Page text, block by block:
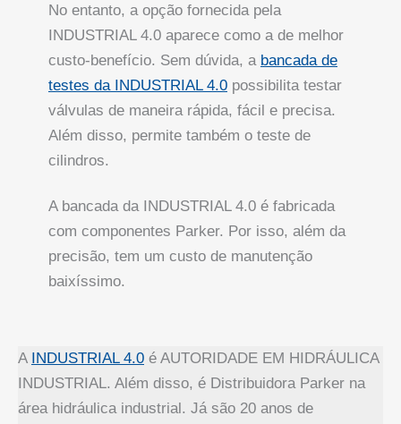
No entanto, a opção fornecida pela
INDUSTRIAL 4.0 aparece como a de melhor
custo-benefício. Sem dúvida, a bancada de
testes da INDUSTRIAL 4.0 possibilita testar
válvulas de maneira rápida, fácil e precisa.
Além disso, permite também o teste de
cilindros.
A bancada da INDUSTRIAL 4.0 é fabricada
com componentes Parker. Por isso, além da
precisão, tem um custo de manutenção
baixíssimo.
A INDUSTRIAL 4.0 é AUTORIDADE EM HIDRÁULICA
INDUSTRIAL. Além disso, é Distribuidora Parker na
área hidráulica industrial. Já são 20 anos de